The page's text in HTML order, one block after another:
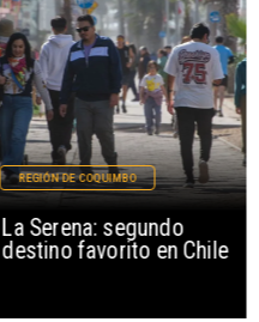
La Serena: segundo
destino favorito en Chile
REGIÓN DE COQUIMBO